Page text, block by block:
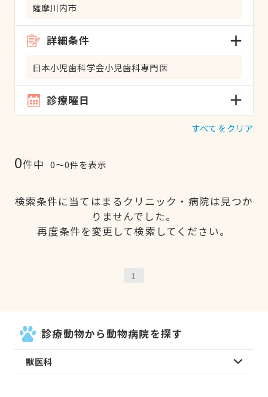
薩摩川内市
詳細条件
日本小児歯科学会小児歯科専門医
診療曜日
すべてをクリア
0件中 0〜0件を表示
検索条件に当てはまるクリニック・病院は見つか
りませんでした。
再度条件を変更して検索してください。
1
診療動物から動物病院を探す
獣医科